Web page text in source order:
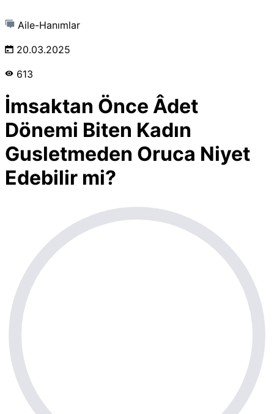
Aile-Hanımlar
20.03.2025
613
İmsaktan Önce Âdet
Dönemi Biten Kadın
Gusletmeden Oruca Niyet
Edebilir mi?